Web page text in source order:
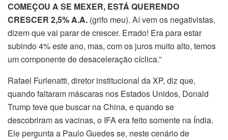
COMEÇOU A SE MEXER, ESTÁ QUERENDO
CRESCER 2,5% A.A. (grifo meu). Aí vem os negativistas,
dizem que vai parar de crescer. Errado! Era para estar
subindo 4% este ano, mas, com os juros muito alto, temos
um componente de desaceleração cíclica.”
Rafael Furlenatti, diretor institucional da XP, diz que,
quando faltaram máscaras nos Estados Unidos, Donald
Trump teve que buscar na China, e quando se
descobriram as vacinas, o IFA era feito somente na Índia.
Ele pergunta a Paulo Guedes se, neste cenário de